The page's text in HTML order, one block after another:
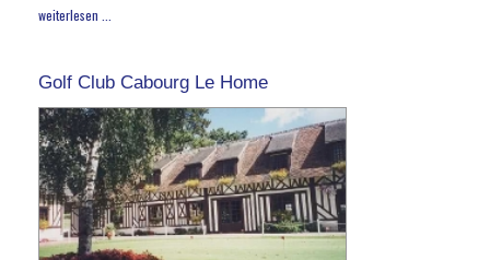
weiterlesen ...
Golf Club Cabourg Le Home